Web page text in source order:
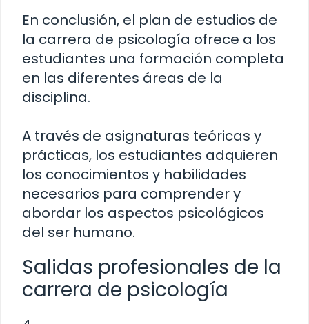
En conclusión, el plan de estudios de
la carrera de psicología ofrece a los
estudiantes una formación completa
en las diferentes áreas de la
disciplina.
A través de asignaturas teóricas y
prácticas, los estudiantes adquieren
los conocimientos y habilidades
necesarios para comprender y
abordar los aspectos psicológicos
del ser humano.
Salidas profesionales de la
carrera de psicología